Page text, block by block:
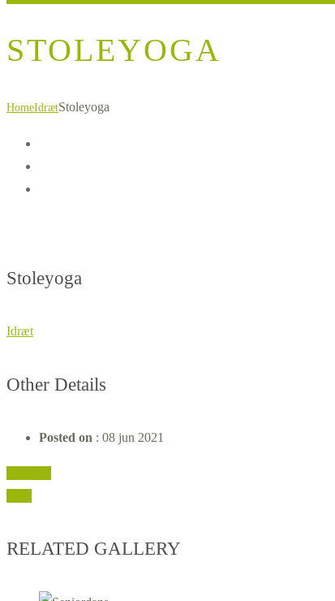
STOLEYOGA
HomeIdrætStoleyoga
Stoleyoga
Idræt
Other Details
Posted on : 08 jun 2021
RELATED GALLERY